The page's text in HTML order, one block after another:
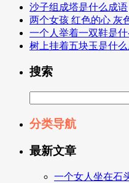
沙子组成塔是什么成语
两个女孩 红色的心 灰
一个人举着一双鞋是
树上挂着五块玉是什
搜索
分类导航
最新文章
一个女人坐在石